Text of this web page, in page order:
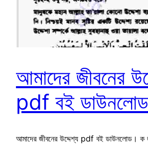
আমাদের জীবনের
pdf বই ডাউনলোড
আমাদের জীবনের উদ্দেশ্য pdf বই ডাউনলোড। ক